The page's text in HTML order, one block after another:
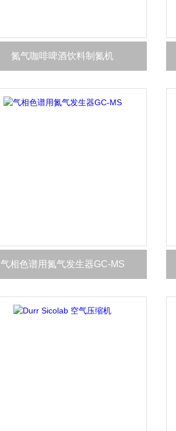
氮气咖啡啤酒饮料制氮机
气相色谱用氮气发生器GC-MS